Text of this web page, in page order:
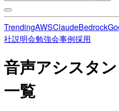
TrendingAWSClaudeBedrock
社説明会勉強会事例採用
音声アシスタ
一覧